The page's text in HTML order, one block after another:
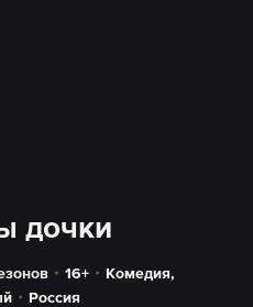
дочки
16+ Комедия,
Россия